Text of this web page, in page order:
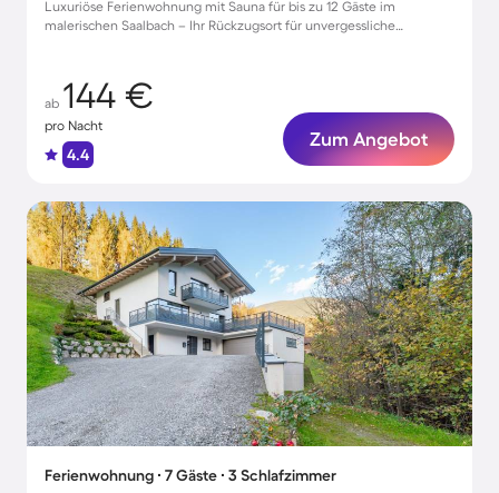
Luxuriöse Ferienwohnung mit Sauna für bis zu 12 Gäste im
malerischen Saalbach – Ihr Rückzugsort für unvergessliche
ab 144 €
pro Nacht
4.4
Zum Angebot
Ferienwohnung ∙ 7 Gäste ∙ 3 Schlafzimmer